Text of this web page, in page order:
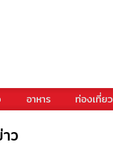
อาหาร ท่องเที่ยว
ว